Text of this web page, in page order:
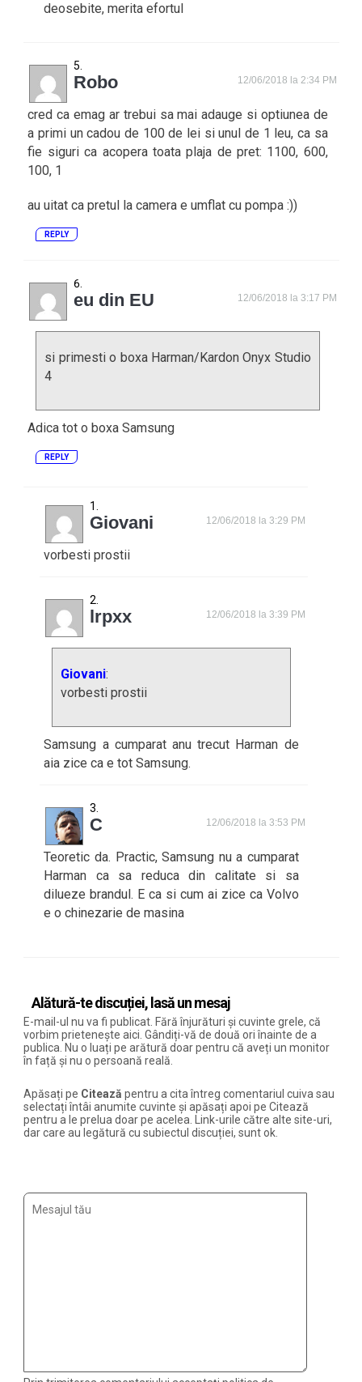
deosebite, merita efortul
Robo 12/06/2018 la 2:34 PM
cred ca emag ar trebui sa mai adauge si optiunea de
a primi un cadou de 100 de lei si unul de 1 leu, ca sa
fie siguri ca acopera toata plaja de pret: 1100, 600,
100, 1
au uitat ca pretul la camera e umflat cu pompa :))
REPLY
eu din EU 12/06/2018 la 3:17 PM
si primesti o boxa Harman/Kardon Onyx Studio
4
Adica tot o boxa Samsung
REPLY
Giovani 12/06/2018 la 3:29 PM
vorbesti prostii
lrpxx 12/06/2018 la 3:39 PM
Giovani:
vorbesti prostii
Samsung a cumparat anu trecut Harman de
aia zice ca e tot Samsung.
C 12/06/2018 la 3:53 PM
Teoretic da. Practic, Samsung nu a cumparat
Harman ca sa reduca din calitate si sa
dilueze brandul. E ca si cum ai zice ca Volvo
e o chinezarie de masina
Alătură-te discuției, lasă un mesaj
E-mail-ul nu va fi publicat. Fără înjurături și cuvinte grele, că
vorbim prietenește aici. Gândiți-vă de două ori înainte de a
publica. Nu o luați pe arătură doar pentru că aveți un monitor
în față și nu o persoană reală.
Apăsați pe Citează pentru a cita întreg comentariul cuiva sau
selectați întâi anumite cuvinte și apăsați apoi pe Citează
pentru a le prelua doar pe acelea. Link-urile către alte site-uri,
dar care au legătură cu subiectul discuției, sunt ok.